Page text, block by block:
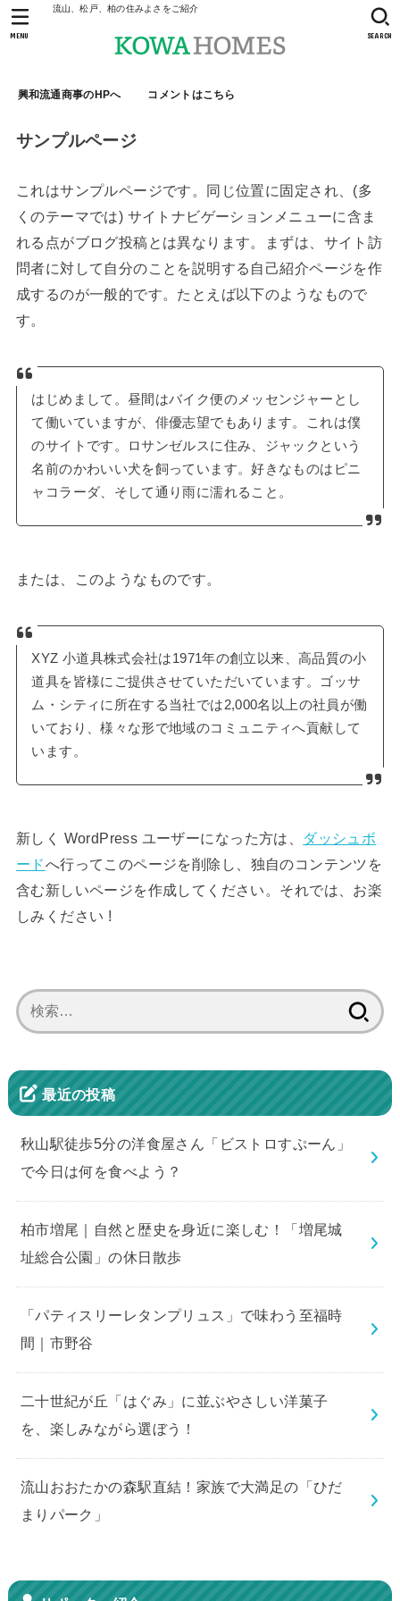
流山、松戸、柏の住みよさをご紹介
興和流通商事のHPへ コメントはこちら
SEARCH
MENU
サンプルページ
これはサンプルページです。同じ位置に固定され、(多
くのテーマでは) サイトナビゲーションメニューに含ま
れる点がブログ投稿とは異なります。まずは、サイト訪
問者に対して自分のことを説明する自己紹介ページを作
成するのが一般的です。たとえば以下のようなもので
す。
はじめまして。昼間はバイク便のメッセンジャーとし
て働いていますが、俳優志望でもあります。これは僕
のサイトです。ロサンゼルスに住み、ジャックという
名前のかわいい犬を飼っています。好きなものはピニ
ャコラーダ、そして通り雨に濡れること。
または、このようなものです。
XYZ 小道具株式会社は1971年の創立以来、高品質の小
道具を皆様にご提供させていただいています。ゴッサ
ム・シティに所在する当社では2,000名以上の社員が働
いており、様々な形で地域のコミュニティへ貢献して
います。
新しく WordPress ユーザーになった方は、 ダッシュボ
ードへ行ってこのページを削除し、独自のコンテンツを
含む新しいページを作成してください。それでは、お楽
しみください !
索:
最近の投稿
秋山駅徒歩5分の洋食屋さん「ビストロすぷーん」
で今日は何を食べよう？
柏市増尾｜自然と歴史を身近に楽しむ！「増尾城
址総合公園」の休日散歩
「パティスリーレタンプリュス」で味わう至福時
間｜市野谷
二十世紀が丘「はぐみ」に並ぶやさしい洋菓子
を、楽しみながら選ぼう！
流山おおたかの森駅直結！家族で大満足の「ひだ
まりパーク」